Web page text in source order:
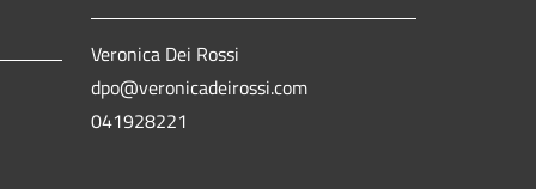
Veronica Dei Rossi
dpo@veronicadeirossi.com
041928221